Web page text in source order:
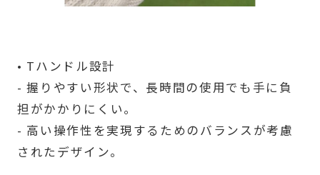
• Tハンドル設計
- 握りやすい形状で、長時間の使用でも手に負
担がかかりにくい。
- 高い操作性を実現するためのバランスが考慮
されたデザイン。